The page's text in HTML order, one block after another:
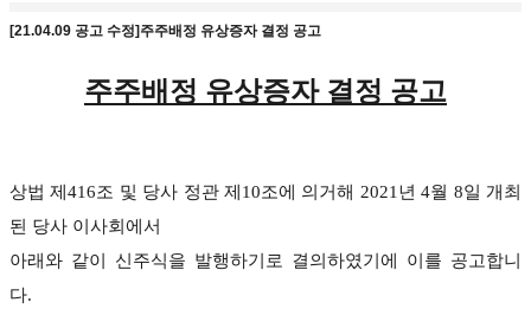
[21.04.09 공고 수정]주주배정 유상증자 결정 공고
주주배정 유상증자 결정 공고
상법 제416조 및 당사 정관 제 10조에 의거해 2021 년4월 8일 개최
된 당사 이사회에서
아래와 같이 신주식을 발행하기로 결의하였기에 이를 공고합니
다.